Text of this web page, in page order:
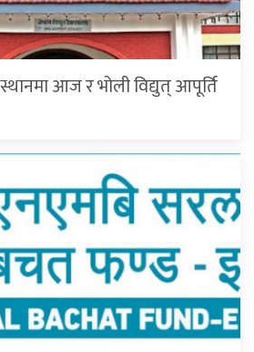
आज र भोली विद्युत् आपूर्ति